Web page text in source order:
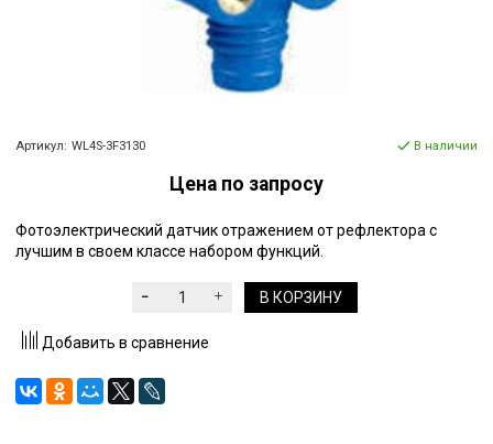
Артикул: WL4S-3F3130 В наличии
Цена по запросу
Фотоэлектрический датчик отражением от рефлектора с
лучшим в своем классе набором функций.
В КОРЗИНУ
Добавить в сравнение